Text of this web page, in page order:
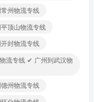
州物流专线
顶山物流专线
封物流专线
流专线 ✔ 广州到武汉物
州物流专线